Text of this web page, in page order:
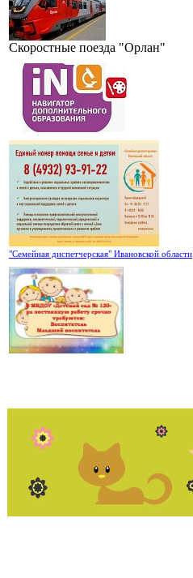
Скоростные поезда "Орлан"
"Семейная диспетчерская" Ивановской области